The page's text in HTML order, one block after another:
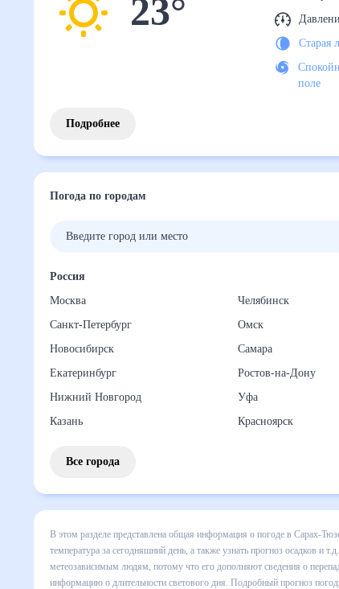
23°
Старая
поле
Подробнее
Погода по городам
Россия
Москва
Санкт-Петербург
Новосибирск
Екатеринбург
Нижний Новгород
Казань
Челябинск
Омск
Самара
Ростов-на-Дону
Уфа
Красноярск
Все города
В этом разделе представлена общая информация о
подробные данные о том, будет ли изменяться
странице соответствующего дня. Подробный
сведения о перепадах давления, влажности и прочие